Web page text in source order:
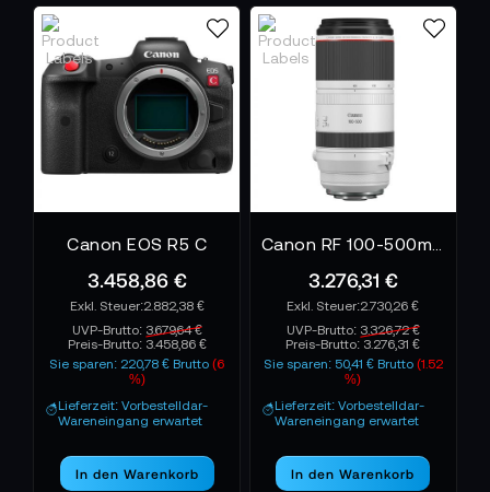
Canon EOS R5 C
3.458,86 €
2.882,38 €
UVP-Brutto: 3.679,64 €
Preis-Brutto: 3.458,86 €
Sie sparen: 220,78 € Brutto(6
%)
Lieferzeit: Vorbestelldar-
Wareneingang erwartet
In den Warenkorb
3.276,31 €
2.730,26 €
UVP-Brutto: 3.326,72 €
Preis-Brutto: 3.276,31 €
Sie sparen: 50,41 € Brutto (1.52
%)
Lieferzeit: Vorbestelldar-
Wareneingang erwartet
In den Warenkorb